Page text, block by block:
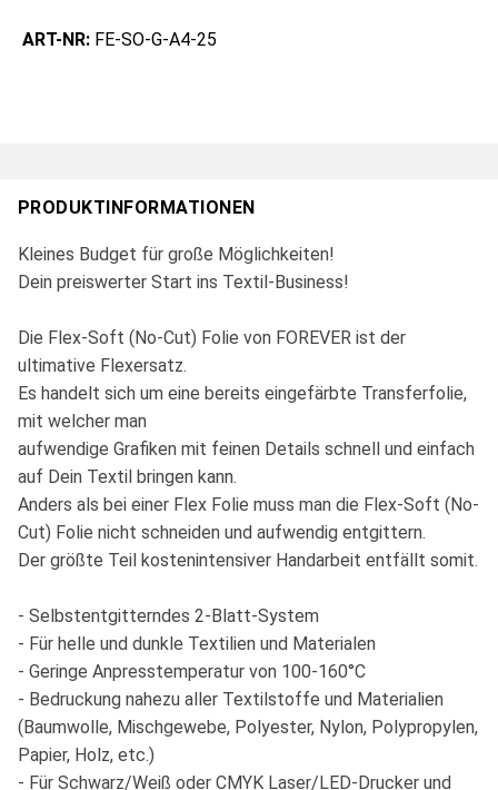
ART-NR: FE-SO-G-A4-25
PRODUKTINFORMATIONEN
Kleines Budget für große Möglichkeiten!
Dein preiswerter Start ins Textil-Business!
Die Flex-Soft (No-Cut) Folie von FOREVER ist der
ultimative Flexersatz.
Es handelt sich um eine bereits eingefärbte Transferfolie,
mit welcher man
aufwendige Grafiken mit feinen Details schnell und einfach
auf Dein Textil bringen kann.
Anders als bei einer Flex Folie muss man die Flex-Soft (No-
Cut) Folie nicht schneiden und aufwendig entgittern.
Der größte Teil kostenintensiver Handarbeit entfällt somit.
- Selbstentgitterndes 2-Blatt-System
- Für helle und dunkle Textilien und Materialen
- Geringe Anpresstemperatur von 100-160°C
- Bedruckung nahezu aller Textilstoffe und Materialien
(Baumwolle, Mischgewebe, Polyester, Nylon, Polypropylen,
Papier, Holz, etc.)
- Für Schwarz/Weiß oder CMYK Laser/LED-Drucker und